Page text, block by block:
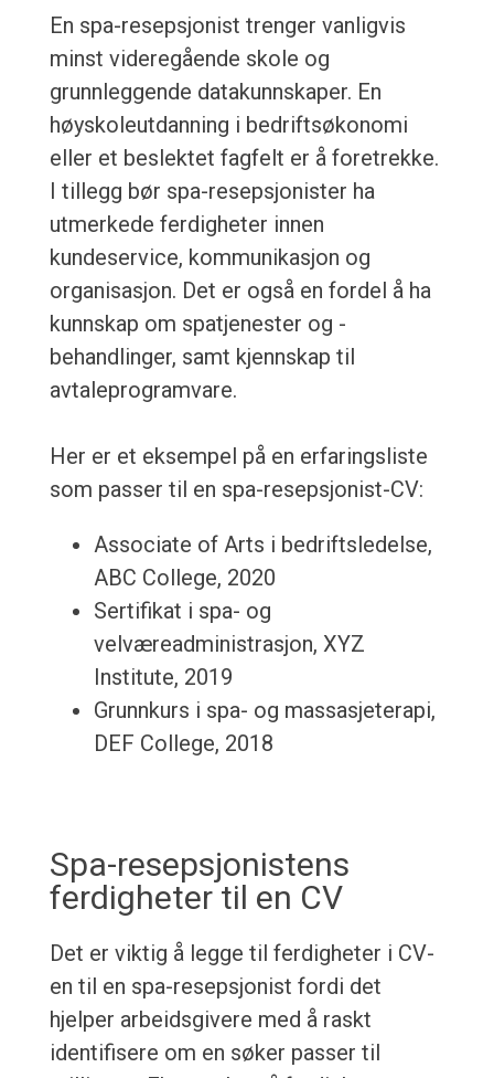
En spa-resepsjonist trenger vanligvis
minst videregående skole og
grunnleggende datakunnskaper. En
høyskoleutdanning i bedriftsøkonomi
eller et beslektet fagfelt er å foretrekke.
I tillegg bør spa-resepsjonister ha
utmerkede ferdigheter innen
kundeservice, kommunikasjon og
organisasjon. Det er også en fordel å ha
kunnskap om spatjenester og -
behandlinger, samt kjennskap til
avtaleprogramvare.
Her er et eksempel på en erfaringsliste
som passer til en spa-resepsjonist-CV:
Associate of Arts i bedriftsledelse,
ABC College, 2020
Sertifikat i spa- og
velværeadministrasjon, XYZ
Institute, 2019
Grunnkurs i spa- og massasjeterapi,
DEF College, 2018
Spa-resepsjonistens
ferdigheter til en CV
Det er viktig å legge til ferdigheter i CV-
en til en spa-resepsjonist fordi det
hjelper arbeidsgivere med å raskt
identifisere om en søker passer til